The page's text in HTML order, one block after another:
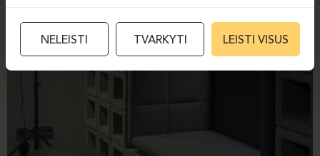
NELEISTI TVARKYTI LEISTI VISUS